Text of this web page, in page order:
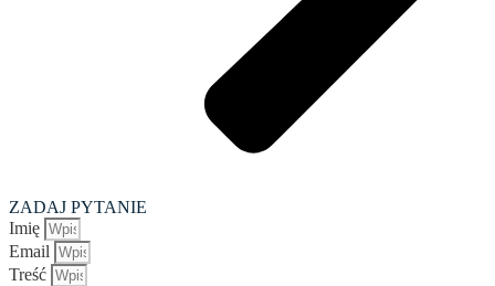
ZADAJ PYTANIE
Imię
Email
Treść